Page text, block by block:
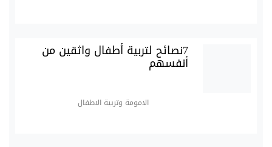
7نصائح لتربية أطفال واثقين من
أنفسهم
الامومة وتربية الاطفال